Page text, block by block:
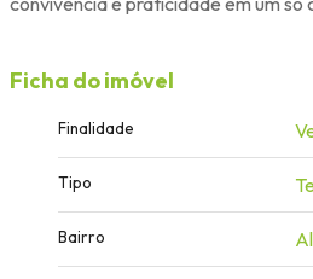
Ficha do imóvel
Finalidade
Tipo
Bairro